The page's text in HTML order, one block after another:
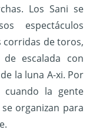
Los Sani se
espectáculos
corridas de toros,
escalada con
la luna A-xi. Por
la gente
organizan para